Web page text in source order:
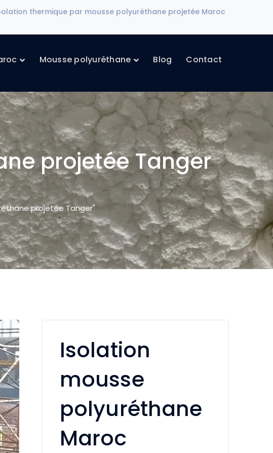
thermique par mousse polyuréthane projetée Maroc
Mousse polyuréthane Blog Contact
projetée Tanger
projetée Tanger"
Isolation
mousse
polyuréthane
Maroc